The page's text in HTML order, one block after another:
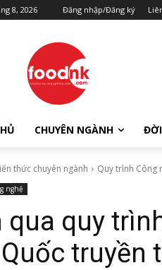
8, 2026 Đăng nhập/Đăng ký
CHUYÊN NGÀNH
thức chuyên ngành Quy trình Công
nghệ
qua quy
truyền